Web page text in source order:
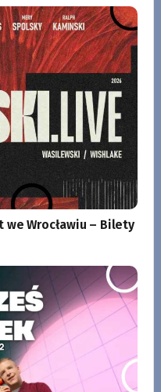
Wrocławiu – Bilety